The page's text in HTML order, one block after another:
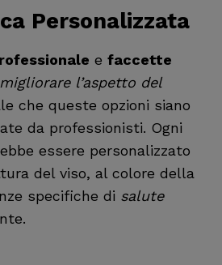
Personalizzata
e faccette
migliorare l’aspetto del
che queste opzioni siano
da professionisti. Ogni
essere personalizzato
del viso, al colore della
specifiche di salute